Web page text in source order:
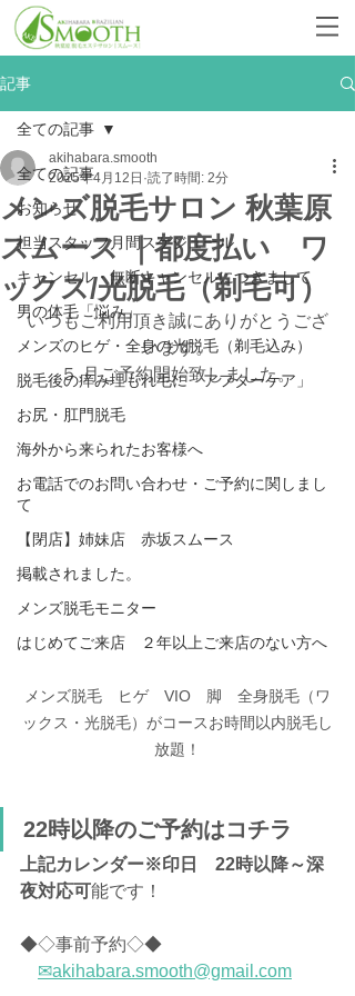
記事
全ての記事
お知らせ
担当スタッフ月間スケジュール
キャンセル・無断キャンセルにつきまして
男の体毛「悩み」
メンズのヒゲ・全身の光脱毛（剃毛込み）
脱毛後の痒み埋もれ毛に「アフターケア」
お尻・肛門脱毛
海外から来られたお客様へ
お電話でのお問い合わせ・ご予約に関しまし
て
【閉店】姉妹店 赤坂スムース
掲載されました。
メンズ脱毛モニター
はじめてご来店 ２年以上ご来店のない方へ
全ての記事
メンズ脱毛サロン 秋葉原
スムース ｜都度払い ワ
ックス/光脱毛（剃毛可）
akihabara.smooth
2025年4月12日 読了時間: 2分
いつもご利用頂き誠にありがとうござ
います。
５ 月ご予約開始致しました。
メンズ脱毛　ヒゲ　VIO　脚　全身脱毛（ワ
ックス・光脱毛）がコースお時間以内脱毛し
放題！
22時以降のご予約はコチラ
上記カレンダー※印日
22時以降～深
夜対応可能です！
◆◇事前予約◇◆
✉akihabara.smooth@gmail.com